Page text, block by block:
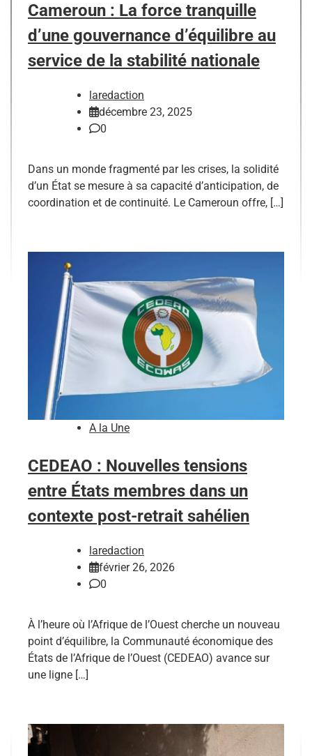
Cameroun : La force tranquille
d’une gouvernance d’équilibre au
service de la stabilité nationale
laredaction
décembre 23, 2025
0
Dans un monde fragmenté par les crises, la solidité
d’un État se mesure à sa capacité d’anticipation, de
coordination et de continuité. Le Cameroun offre, […]
A la Une
CEDEAO : Nouvelles tensions
entre États membres dans un
contexte post-retrait sahélien
laredaction
février 26, 2026
0
À l’heure où l’Afrique de l’Ouest cherche un nouveau
point d’équilibre, la Communauté économique des
États de l’Afrique de l’Ouest (CEDEAO) avance sur
une ligne […]